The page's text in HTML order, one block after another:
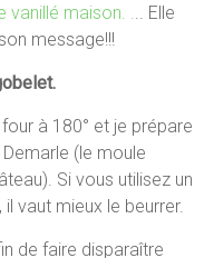
vanillé maison. .
.. Elle
message!!!
à 180° et je prépare
(le moule
Si vous utilisez un
vaut mieux le beurrer.
de faire disparaître